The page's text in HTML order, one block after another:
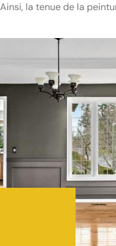
la tenue de la